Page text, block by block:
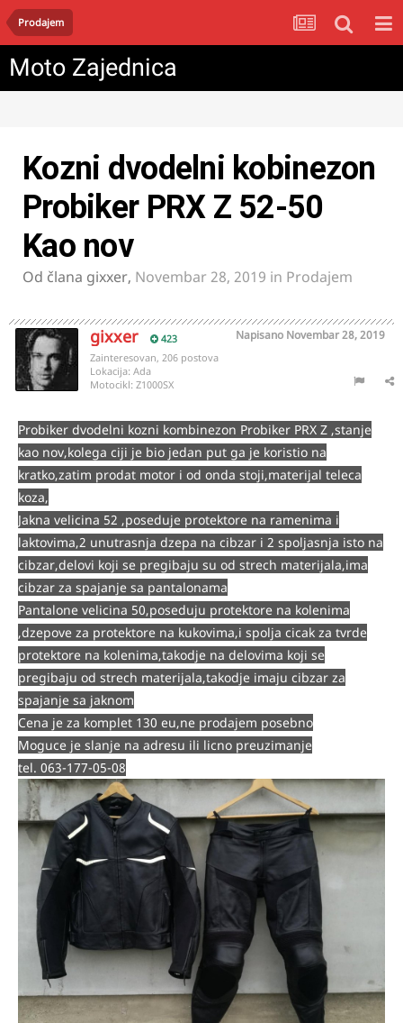
Prodajem
Moto Zajednica
Kozni dvodelni kobinezon
Probiker PRX Z 52-50
Kao nov
Od člana gixxer, Novembar 28, 2019 in Prodajem
gixxer 423 Napisano Novembar 28, 2019
Zainteresovan, 206 postova
Lokacija: Ada
Motocikl: Z1000SX
Probiker dvodelni kozni kombinezon Probiker PRX Z ,stanje
kao nov,kolega ciji je bio jedan put ga je koristio na
kratko,zatim prodat motor i od onda stoji,materijal teleca
koza,
Jakna velicina 52 ,poseduje protektore na ramenima i
laktovima,2 unutrasnja dzepa na cibzar i 2 spoljasnja isto na
cibzar,delovi koji se pregibaju su od strech materijala,ima
cibzar za spajanje sa pantalonama
Pantalone velicina 50,poseduju protektore na kolenima
,dzepove za protektore na kukovima,i spolja cicak za tvrde
protektore na kolenima,takodje na delovima koji se
pregibaju od strech materijala,takodje imaju cibzar za
spajanje sa jaknom
Cena je za komplet 130 eu,ne prodajem posebno
Moguce je slanje na adresu ili licno preuzimanje
tel. 063-177-05-08